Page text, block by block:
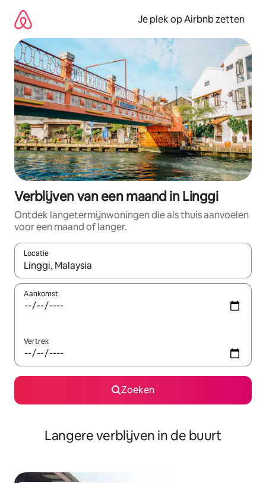
direct
naar
inhoud
Je plek op Airbnb zetten
Verblijven van een maand in Linggi
Ontdek langetermijnwoningen die als thuis aanvoelen
voor een maand of langer.
Locatie
Wanneer er resultaten beschikbaar zijn, maak je een keuze
Aankomst
Vertrek
Zoeken
Langere verblijven in de buurt